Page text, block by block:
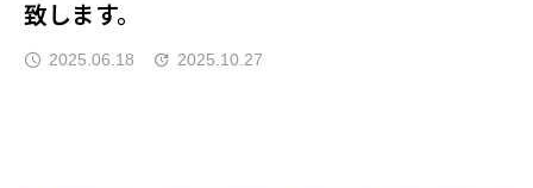
致します。
2025.06.18 2025.10.27